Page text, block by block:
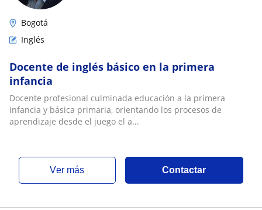
Bogotá
Inglés
Docente de inglés básico en la primera
infancia
Docente profesional culminada educación a la primera
infancia y básica primaria, orientando los procesos de
aprendizaje desde el juego el a...
ver más Contactar